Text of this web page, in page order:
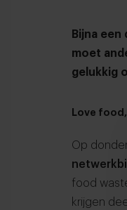
Bijna
moet
gelukkig
Love
Op
food
krijgen